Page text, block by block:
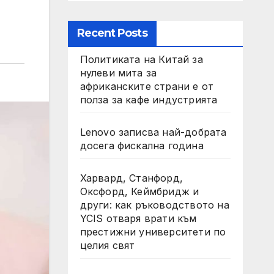
Recent Posts
Политиката на Китай за
нулеви мита за
африканските страни е от
полза за кафе индустрията
Lenovo записва най-добрата
досега фискална година
Харвард, Станфорд,
Оксфорд, Кеймбридж и
други: как ръководството на
YCIS отваря врати към
престижни университети по
целия свят